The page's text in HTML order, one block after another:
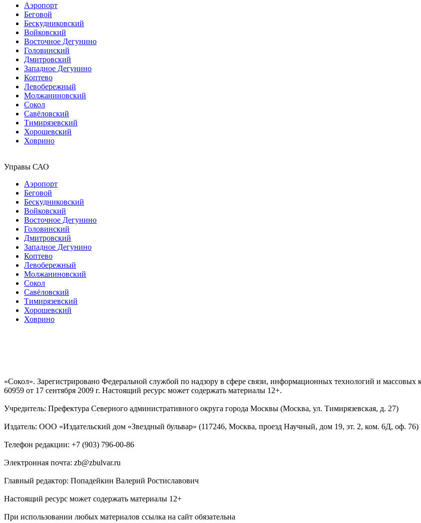
Аэропорт
Беговой
Бескудниковский
Войковский
Восточное Дегунино
Головинский
Дмитровский
Западное Дегунино
Коптево
Левобережный
Молжаниновский
Сокол
Савёловский
Тимирязевский
Хорошевский
Ховрино
Управы САО
Аэропорт
Беговой
Бескудниковский
Войковский
Восточное Дегунино
Головинский
Дмитровский
Западное Дегунино
Коптево
Левобережный
Молжаниновский
Сокол
Савёловский
Тимирязевский
Хорошевский
Ховрино
«Сокол». Зарегистрировано Федеральной службой по надзору в сфере связи, информационных технологий и
60959 от 17 сентября 2009 г. Настоящий ресурс может содержать материалы 12+.
Учредитель: Префектура Северного административного округа города Москвы (Москва, ул. Тимирязевская, д. 27)
Издатель: ООО «Издательский дом «Звездный бульвар» (117246, Москва, проезд Научный, дом 19, эт. 2, ком. 6Д, оф. 76)
Телефон редакции: +7 (903) 796-00-86
Электронная почта: zb@zbulvar.ru
Главный редактор: Попадейкин Валерий Ростиславович
Настоящий ресурс может содержать материалы 12+
При использовании любых материалов ссылка на сайт обязательна